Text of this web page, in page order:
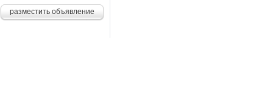
разместить объявление